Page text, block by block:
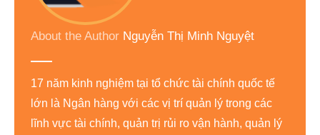
About the Author Nguyễn Thị Minh Nguyệt
17 năm kinh nghiệm tại tổ chức tài chính quốc tế
lớn là Ngân hàng với các vị trí quản lý trong các
lĩnh vực tài chính, quản trị rủi ro vận hành, quản lý